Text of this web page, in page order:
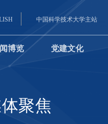
中国科学技术大学主站
博览 党建文化
聚焦